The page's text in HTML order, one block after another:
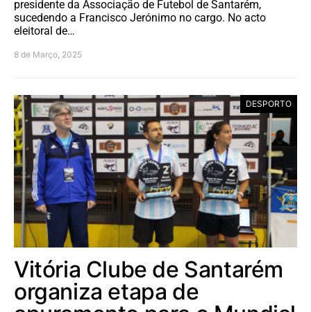
presidente da Associação de Futebol de Santarém,
sucedendo a Francisco Jerónimo no cargo. No acto
eleitoral de…
8 de Março, 2025
DESPORTO
Vitória Clube de Santarém
organiza etapa de